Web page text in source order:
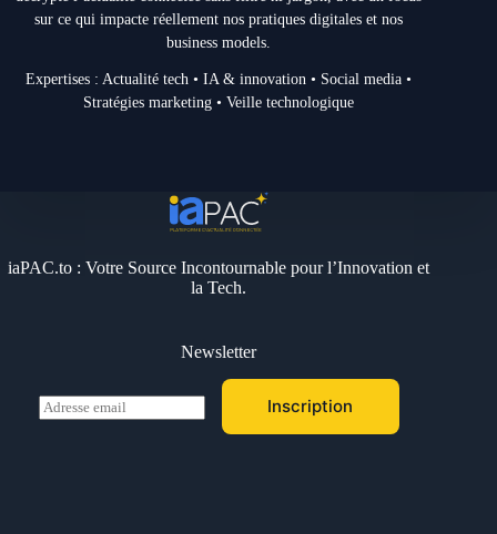
sur ce qui impacte réellement nos pratiques digitales et nos
business models.
Expertises : Actualité tech • IA & innovation • Social media •
Stratégies marketing • Veille technologique
iaPAC.to : Votre Source Incontournable pour l’Innovation et
la Tech.
Newsletter
E
m
Inscription